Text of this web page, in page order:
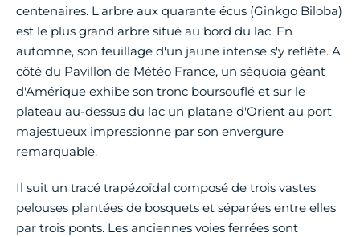
centenaires. L'arbre aux quarante écus (Ginkgo Biloba)
est le plus grand arbre situé au bord du lac. En
automne, son feuillage d'un jaune intense s'y reflète. A
côté du Pavillon de Météo France, un séquoia géant
d'Amérique exhibe son tronc boursouflé et sur le
plateau au-dessus du lac un platane d'Orient au port
majestueux impressionne par son envergure
remarquable.
Il suit un tracé trapézoïdal composé de trois vastes
pelouses plantées de bosquets et séparées entre elles
par trois ponts. Les anciennes voies ferrées sont